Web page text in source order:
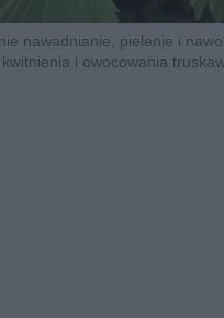
nawadnianie, pielenie i
i owocowania